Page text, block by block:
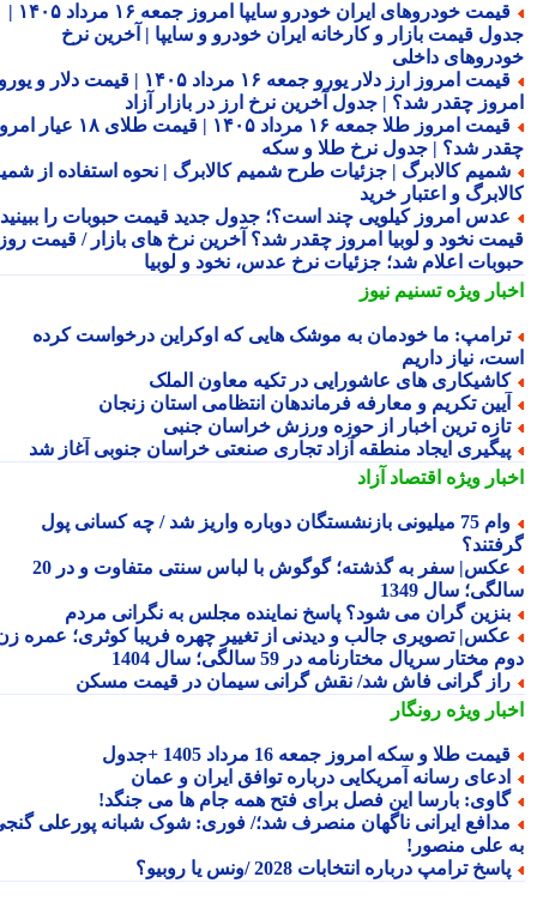
قیمت خودروهای ایران خودرو سایپا امروز جمعه ۱۶ مرداد ۱۴۰۵ |
قیمت بازار و کارخانه ایران خودرو و سایپا | آخرین نرخ
داخلی
قیمت امروز ارز دلار یورو جمعه ۱۶ مرداد ۱۴۰۵ | قیمت دلار و یورو
چقدر شد؟ | جدول آخرین نرخ ارز در بازار آزاد
قیمت امروز طلا جمعه ۱۶ مرداد ۱۴۰۵ | قیمت طلای ۱۸ عیار امروز
شد؟ | جدول نرخ طلا و سکه
کالابرگ | جزئیات طرح شمیم کالابرگ | نحوه استفاده از شمیم
و اعتبار خرید
امروز کیلویی چند است؟؛ جدول جدید قیمت حبوبات را ببینید /
نخود و لوبیا امروز چقدر شد؟ آخرین نرخ های بازار / قیمت روز
اعلام شد؛ جزئیات نرخ عدس، نخود و لوبیا
ویژهتسنیم نیوز
ما خودمان به موشک هایی که اوکراین درخواست کرده
نیاز داریم
های عاشورایی در تکیه معاون الملک
تکریم و معارفه فرماندهان انتظامی استان زنجان
ترین اخبار از حوزه ورزش خراسان جنبی
ایجاد منطقه آزاد تجاری صنعتی خراسان جنوبی آغاز شد
ویژهاقتصاد آزاد
وام 75 میلیونی بازنشستگان دوباره واریز شد / چه کسانی پول
عکس| سفر به گذشته؛ گوگوش با لباس سنتی متفاوت و در 20
سال 1349
گران می شود؟ پاسخ نماینده مجلس به نگرانی مردم
تصویری جالب و دیدنی از تغییر چهره فریبا کوثری؛ عمره زن
مختار سریال مختارنامه در 59 سالگی؛ سال 1404
گرانی فاش شد/ نقش گرانی سیمان در قیمت مسکن
ویژهرونگار
طلا و سکه امروز جمعه 16 مرداد 1405 +جدول
رسانه آمریکایی درباره توافق ایران و عمان
بارسا این فصل برای فتح همه جام ها می جنگد!
ایرانی ناگهان منصرف شد؛/ فوری: شوک شبانه پورعلی گنجی
علی منصور!
ترامپ درباره انتخابات 2028 /ونس یا روبیو؟